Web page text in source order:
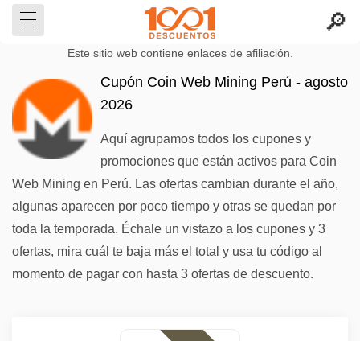
Este sitio web contiene enlaces de afiliación.
Cupón Coin Web Mining Perú - agosto
2026
Aquí agrupamos todos los cupones y
promociones que están activos para Coin
Web Mining en Perú. Las ofertas cambian durante el año,
algunas aparecen por poco tiempo y otras se quedan por
toda la temporada. Échale un vistazo a los cupones y 3
ofertas, mira cuál te baja más el total y usa tu código al
momento de pagar con hasta 3 ofertas de descuento.